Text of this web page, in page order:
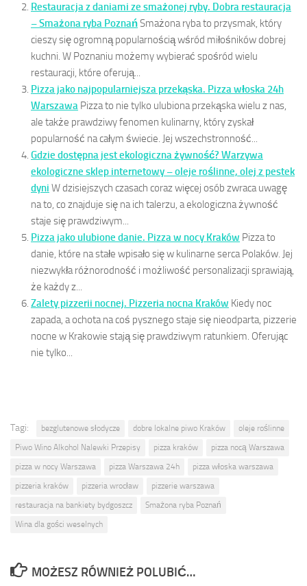
Restauracja z daniami ze smażonej ryby. Dobra restauracja
– Smażona ryba PoznańSmażona ryba to przysmak, który
cieszy się ogromną popularnością wśród miłośników dobrej
kuchni. W Poznaniu możemy wybierać spośród wielu
restauracji, które oferują...
Pizza jako najpopularniejsza przekąska. Pizza włoska 24h
Warszawa Pizza to nie tylko ulubiona przekąska wielu z nas,
ale także prawdziwy fenomen kulinarny, który zyskał
popularność na całym świecie. Jej wszechstronność...
Gdzie dostępna jest ekologiczna żywność? Warzywa
ekologiczne sklep internetowy – oleje roślinne, olej z pestek
dyni W dzisiejszych czasach coraz więcej osób zwraca uwagę
na to, co znajduje się na ich talerzu, a ekologiczna żywność
staje się prawdziwym...
Pizza jako ulubione danie. Pizza w nocy Kraków Pizza to
danie, które na stałe wpisało się w kulinarne serca Polaków. Jej
niezwykła różnorodność i możliwość personalizacji sprawiają,
że każdy z...
Zalety pizzerii nocnej. Pizzeria nocna Kraków Kiedy noc
zapada, a ochota na coś pysznego staje się nieodparta, pizzerie
nocne w Krakowie stają się prawdziwym ratunkiem. Oferując
nie tylko...
Tagi: bezglutenowe słodycze dobre lokalne piwo Kraków
oleje roślinne
Piwo Wino Alkohol Nalewki Przepisy
pizza kraków
pizza nocą Warszawa
pizza w nocy Warszawa
pizza Warszawa 24h
pizza włoska warszawa
pizzeria kraków
pizzeria wrocław
pizzerie warszawa
restauracja na bankiety bydgoszcz
Smażona ryba Poznań
Wina dla gości weselnych
MOŻESZ RÓWNIEŻ POLUBIĆ…